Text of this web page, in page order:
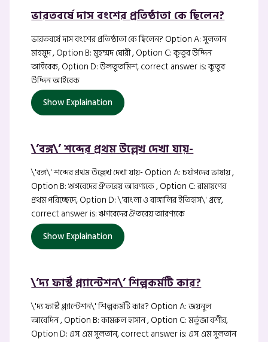
ভারতবর্ষে দাস বংশের প্রতিষ্ঠাতা কে ছিলেন?
ভারতবর্ষে দাস বংশের প্রতিষ্ঠাতা কে ছিলেন? Option A: সুলতান
মাহমুদ , Option B: মুহম্মদ ঘোরী , Option C: কুতুব উদ্দিন
আইবেক, Option D: উলতুতমিশ, correct answer is: কুতুব
উদ্দিন আইবেক
Show Explaination
\’বঙ্গ\’ শব্দের প্রথম উল্লেখ দেখা যায়-
\'বঙ্গ\' শব্দের প্রথম উল্লেখ দেখা যায়- Option A: চর্যাপদের ভাষায় ,
Option B: ঋগবেদের ঐতরেয় আরণ্যকে , Option C: রামায়ণের
প্রথম পরিচ্ছেদে, Option D: \'বাংলা ও বাঙ্গালির ইতিহাস\' গ্রন্থে,
correct answer is: ঋগবেদের ঐতরেয় আরণ্যকে
Show Explaination
\’দ্য ফার্স্ট প্ল্যান্টেশন\’ শিল্পকর্মটি কার?
\'দ্য ফার্স্ট প্ল্যান্টেশন\' শিল্পকর্মটি কার? Option A: জয়নুল
আবেদিন , Option B: কামরুল হাসান , Option C: মর্তুজা বশীর,
Option D: এস. এম সুলতান, correct answer is: এস. এম সুলতান